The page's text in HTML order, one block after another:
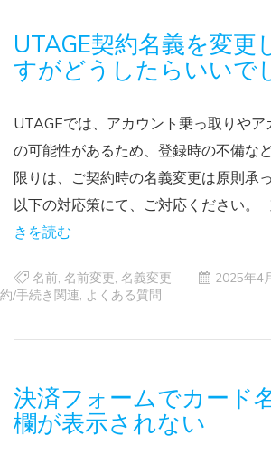
UTAGE契約名義を変更
すがどうしたらいいで
UTAGEでは、アカウント乗っ取りや
の可能性があるため、登録時の不備な
限りは、ご契約時の名義変更は原則承
以下の対応策にて、ご対応ください
きを読む
名前 名前変更 名義変更 2025年4
約/手続き関連 よくある質問
決済フォームでカード
欄が表示されない